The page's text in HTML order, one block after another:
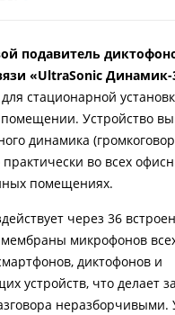
подавитель
«UltraSonic Динамик-
стационарной
Устройство
динамика
практически во всех
помещениях.
через 36
мембраны микрофонов
диктофонов и
устройств, что делает
неразборчивыми.